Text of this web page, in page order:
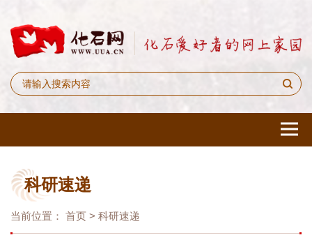
科研速递
当前位置： 首页 > 科研速递